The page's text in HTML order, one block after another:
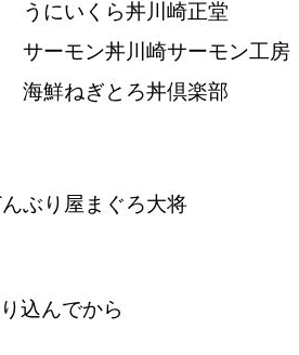
にいくら丼川崎正堂
ーモン丼川崎サーモン工房
鮮ねぎとろ丼倶楽部
んぶり屋まぐろ大将
込んでから